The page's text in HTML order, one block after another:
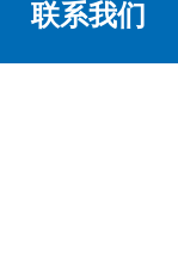
联系我们